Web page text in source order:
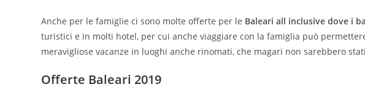
Anche per le famiglie ci sono molte offerte per le Baleari all inclusive dove i
turistici e in molti hotel, per cui anche viaggiare con la famiglia può
meravigliose vacanze in luoghi anche rinomati, che magari non sarebbero
Offerte Baleari 2019